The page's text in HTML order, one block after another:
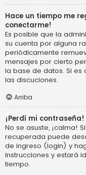
Hace un tiempo me
conectarme!
Es posible que la
su cuenta por alguna
periódicamente
mensajes por cierto
la base de datos. Si es
las discuciones.
Arriba
¡Perdí mi contraseña!
No se asuste, ¡calma!
recuperada puede
de ingreso (login) y
instrucciones y estará
tiempo.